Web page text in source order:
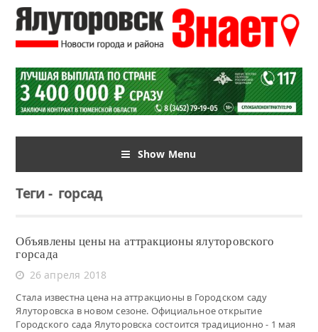
Show Menu
Теги-горсад
Объявлены цены на аттракционы ялуторовского
горсада
26 апреля 2018
Стала известна цена на аттракционы в Городском саду
Ялуторовска в новом сезоне. Официальное открытие
Городского сада Ялуторовска состоится традиционно - 1 мая